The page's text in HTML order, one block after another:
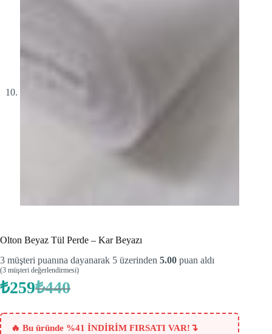
Olton Beyaz Tül Perde – Kar Beyazı
3 müşteri puanına dayanarak 5 üzerinden 5.00 puan aldı
(3 müşteri değerlendirmesi)
₺440
Orijinal
₺440.
₺259Şu
fiyat:
₺259.
🔥 Bu üründe %41 İNDİRİM FIRSATI VAR! ↴